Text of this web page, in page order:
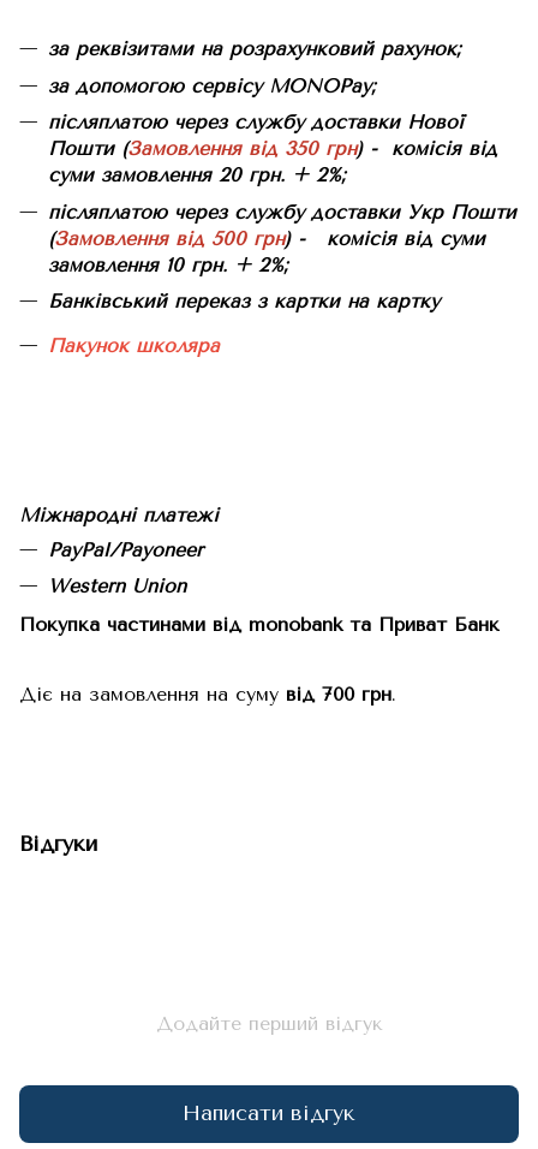
за реквізитами на розрахунковий рахунок;
за допомогою сервісу MONOPay;
післяплатою через службу доставки Нової
Пошти (Замовлення від 350 грн) - комісія від
суми замовлення 20 грн. + 2%;
післяплатою через службу доставки Укр Пошти
(Замовлення від 500 грн) - комісія від суми
замовлення 10 грн. + 2%;
Банківський переказ з картки на картку
Пакунок школяра
Міжнародні платежі
PayPal/Payoneer
Western Union
Покупка частинами від monobank та Приват Банк
Діє на замовлення на суму від 700 грн.
Відгуки
Додайте перший відгук
Написати відгук